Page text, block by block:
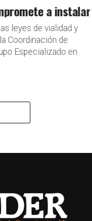
a instalar
leyes de vialidad y
Coordinación de
Especializado en